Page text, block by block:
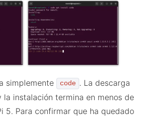
simplemente code . La descarga
la instalación termina en menos de
5. Para confirmar que ha quedado